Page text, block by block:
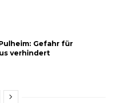
Gefahr für
verhindert